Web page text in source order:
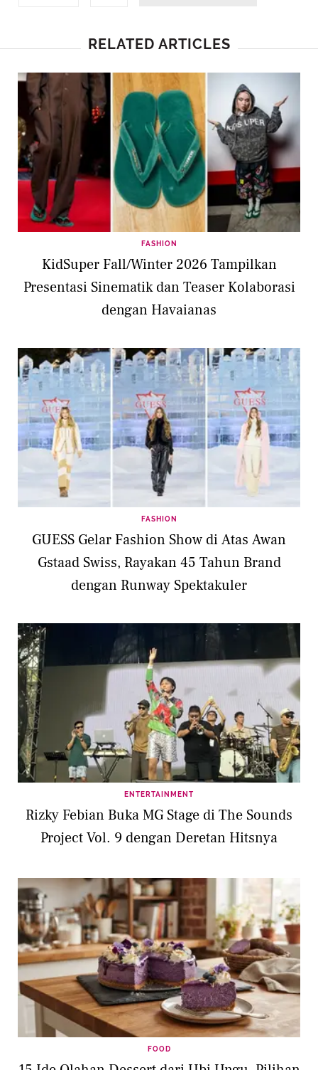
RELATED ARTICLES
FASHION
KidSuper Fall/Winter 2026 Tampilkan
Presentasi Sinematik dan Teaser Kolaborasi
dengan Havaianas
FASHION
GUESS Gelar Fashion Show di Atas Awan
Gstaad Swiss, Rayakan 45 Tahun Brand
dengan Runway Spektakuler
ENTERTAINMENT
Rizky Febian Buka MG Stage di The Sounds
Project Vol. 9 dengan Deretan Hitsnya
FOOD